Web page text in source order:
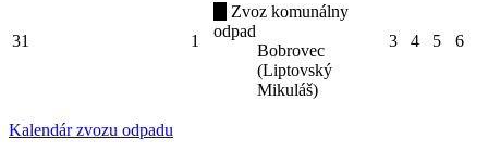
31 1
Zvoz komunálny
odpad
Bobrovec
(Liptovský
Mikuláš)
3 4 5 6
Kalendár zvozu odpadu